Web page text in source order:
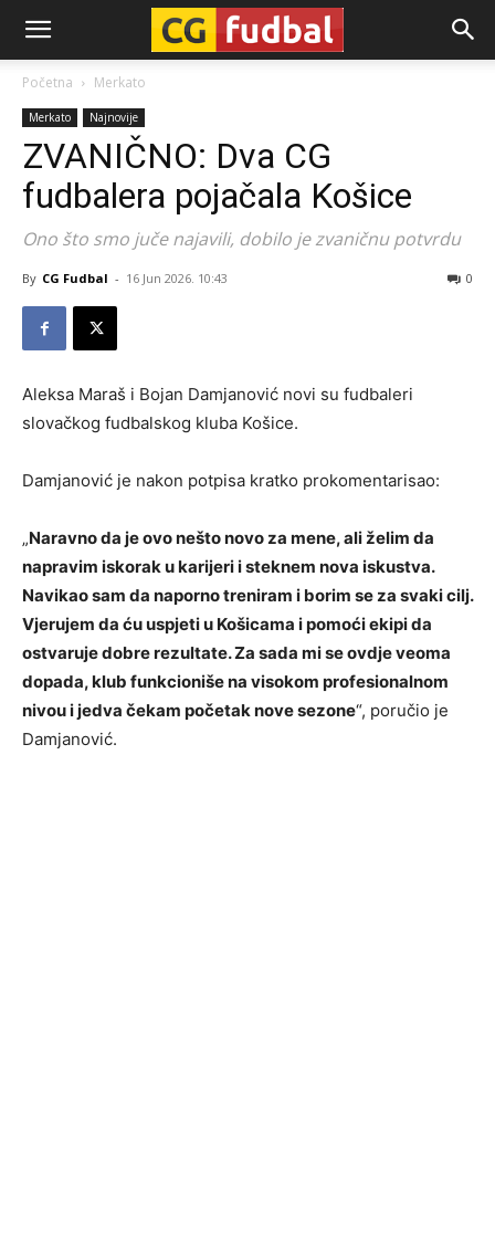
CG-
Fudbal
Početna Merkato
Merkato Najnovije
ZVANIČNO: Dva CG
fudbalera pojačala Košice
Ono što smo juče najavili, dobilo je zvaničnu potvrdu
By CG Fudbal - 16 Jun 2026. 10:43 0
Aleksa Maraš i Bojan Damjanović novi su fudbaleri
slovačkog fudbalskog kluba Košice.
Damjanović je nakon potpisa kratko prokomentarisao:
„Naravno da je ovo nešto novo za mene, ali želim da
napravim iskorak u karijeri i steknem nova iskustva.
Navikao sam da naporno treniram i borim se za svaki cilj.
Vjerujem da ću uspjeti u Košicama i pomoći ekipi da
ostvaruje dobre rezultate. Za sada mi se ovdje veoma
dopada, klub funkcioniše na visokom profesionalnom
nivou i jedva čekam početak nove sezone“, poručio je
Damjanović.